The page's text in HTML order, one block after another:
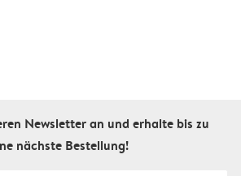
pagination
Newsletter an und erhalte bis zu
nächste Bestellung!